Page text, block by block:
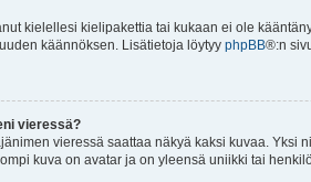
kielellesi kielipakettia tai kukaan ei ole
käännöksen. Lisätietoja löytyy phpBB®:n
vieressä?
vieressä saattaa näkyä kaksi kuvaa.
kuva on avatar ja on yleensä uniikki tai